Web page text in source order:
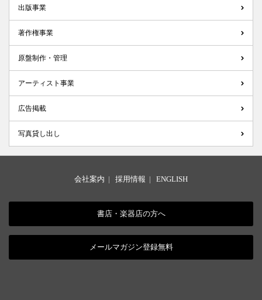
出版事業
著作権事業
原盤制作・管理
アーティスト事業
広告掲載
写真貸し出し
会社案内 | 採用情報 | ENGLISH
書店・楽器店の方へ
メールマガジン登録無料